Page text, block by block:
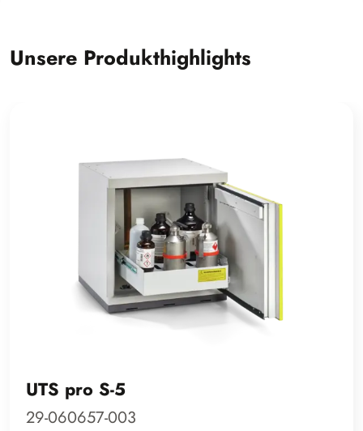
Unsere Produkthighlights
UTS pro S-5
29-060657-003